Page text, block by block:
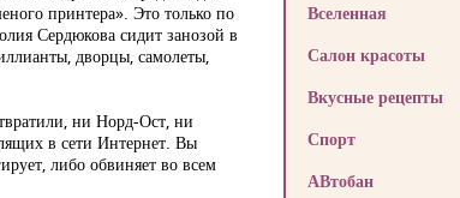
принтера». Это только по
Сердюкова сидит занозой в
дворцы, самолеты,
ни Норд-Ост, ни
в сети Интернет. Вы
либо обвиняет во всем
Вселенная
Салон красоты
Вкусные рецепты
Спорт
АВтобан